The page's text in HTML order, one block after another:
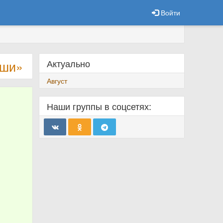
Войти
Актуально
Август
Наши группы в соцсетях: